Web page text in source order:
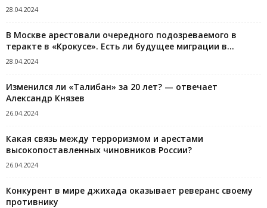
28.04.2024
В Москве арестовали очередного подозреваемого в
теракте в «Крокусе». Есть ли будущее миграции в...
28.04.2024
Изменился ли «Талибан» за 20 лет? — отвечает
Александр Князев
26.04.2024
Какая связь между терроризмом и арестами
высокопоставленных чиновников России?
26.04.2024
Конкурент в мире джихада оказывает реверанс своему
противнику